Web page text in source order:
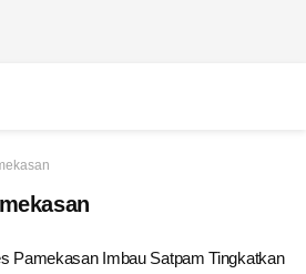
Pamekasan Imbau Satpam Tingkatkan